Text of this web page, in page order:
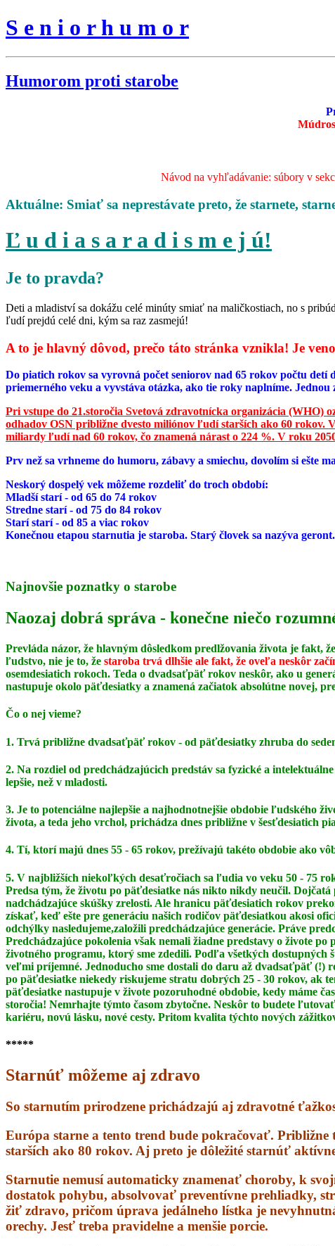
S e n i o r h u m o r
Humorom proti starobe
Návod na vyhľadávanie: súbory v
Aktuálne: Smiať sa neprestávate preto, že starnete,
Ľ u d i a s a r a d i s m e j ú!
Je to pravda?
Deti a mladiství sa dokážu celé minúty smiať na maličkostiach, no s
ľudí prejdú celé dni, kým sa raz zasmejú!
A to je hlavný dôvod, prečo táto stránka vznikla! Je
Do piatich rokov sa vyrovná počet seniorov nad 65 rokov počtu detí
priemerného veku a vyvstáva otázka, ako tie roky naplníme.
Pri vstupe do 21.storočia Svetová zdravotnícka organizácia (WHO)
odhadov OSN približne dvesto miliónov ľudí starších ako 60 rokov.
miliardy ľudí nad 60 rokov, čo znamená nárast o 224 %. V roku
Prv než sa vrhneme do humoru, zábavy a smiechu, dovolím si ešte
Neskorý dospelý vek môžeme rozdeliť do troch období:
Mladší starí - od 65 do 74 rokov
Stredne starí - od 75 do 84 rokov
Starí starí - od 85 a viac rokov
Konečnou etapou starnutia je staroba. Starý človek sa nazýva
Najnovšie poznatky o starobe
Naozaj dobrá správa - konečne niečo
Prevláda názor, že hlavným dôsledkom predlžovania života je fakt,
ľudstvo, nie je to, že staroba trvá dlhšie ale fakt, že oveľa neskôr
osemdesiatich rokoch. Teda o dvadsaťpäť rokov neskôr, ako u
nastupuje okolo päťdesiatky a znamená začiatok absolútne novej,
Čo o nej vieme?
1. Trvá približne dvadsaťpäť rokov - od päťdesiatky zhruba do
2. Na rozdiel od predchádzajúcich predstáv sa fyzické a
lepšie, než v mladosti.
3. Je to potenciálne najlepšie a najhodnotnejšie obdobie ľudského
života, a teda jeho vrchol, prichádza dnes približne v šesťdesiatich
4. Tí, ktorí majú dnes 55 - 65 rokov, prežívajú takéto obdobie ako
5. V najbližších niekoľkých desaťročiach sa ľudia vo veku 50 - 75
Predsa tým, že životu po päťdesiatke nás nikto nikdy neučil. Dojčatá
nadchádzajúce skúšky zrelosti. Ale hranicu päťdesiatich rokov
získať, keď ešte pre generáciu našich rodičov päťdesiatkou akosi
odchýlky nasledujeme,založili predchádzajúce generácie. Práve
Predchádzajúce pokolenia však nemali žiadne predstavy o živote po
životného programu, ktorý sme zdedili. Podľa všetkých dostupných
veľmi príjemné. Jednoducho sme dostali do daru až dvadsaťpäť (!)
po päťdesiatke niekedy riskujeme stratu dobrých 25 - 30 rokov, ak
päťdesiatke nastupuje v živote pozoruhodné obdobie, kedy máme
storočia! Nemrhajte týmto časom zbytočne. Neskôr to budete
kariéru, novú lásku, nové cesty. Pritom kvalita týchto nových
*****
Starnúť môžeme aj zdravo
So starnutím prirodzene prichádzajú aj zdravotné
Európa starne a tento trend bude pokračovať.
starších ako 80 rokov. Aj preto je dôležité starnúť
Starnutie nemusí automaticky znamenať choroby, k
dostatok pohybu, absolvovať preventívne prehliadky,
žiť zdravo, pričom úprava jedálneho lístka je
orechy. Jesť treba pravidelne a menšie porcie.